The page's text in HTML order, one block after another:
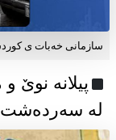
سازمانی خەبات ی
پیلانە نوێ
لە سەردەشت